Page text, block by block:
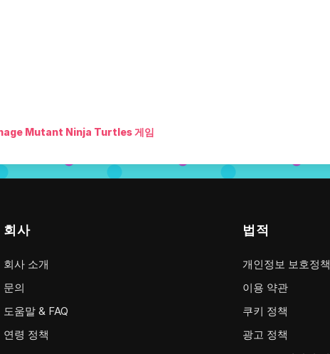
Mutant Ninja Turtles 게임
회사
회사 소개
문의
도움말 & FAQ
연령 정책
법적
개인정보 보호정책
이용 약관
쿠키 정책
광고 정책